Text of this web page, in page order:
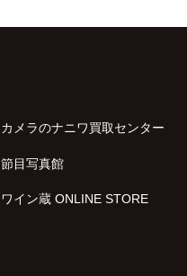
カメラのナニワ買取センター
節目写真館
ワイン蔵 ONLINE STORE